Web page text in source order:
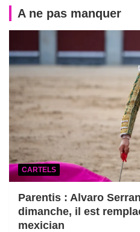
A ne pas manquer
CARTELS
Parentis : Alvaro
dimanche, il est
mexician